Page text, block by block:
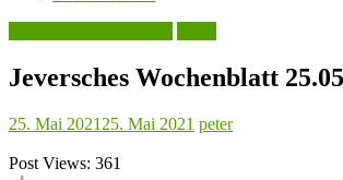
Jeversches Wochenblatt
25. Mai 2021 25. Mai 2021 peter
Post Views: 361